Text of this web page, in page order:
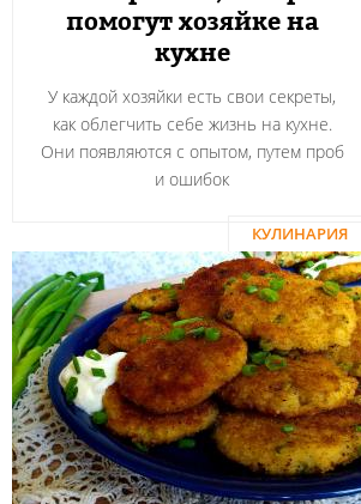
помогут хозяйке на
кухне
У каждой хозяйки есть свои секреты,
как облегчить себе жизнь на кухне.
Они появляются с опытом, путем проб
и ошибок
КУЛИНАРИЯ